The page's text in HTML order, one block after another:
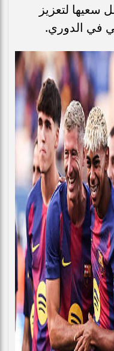
لتعزيز
في الدوري.